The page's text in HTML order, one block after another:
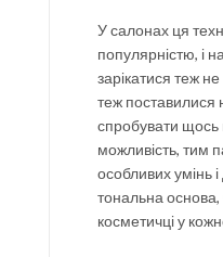
У салонах ця
популярністю, і
зарікатися теж
теж поставилися
спробувати щось
можливість, тим
особливих умінь
тональна основа,
косметичці у